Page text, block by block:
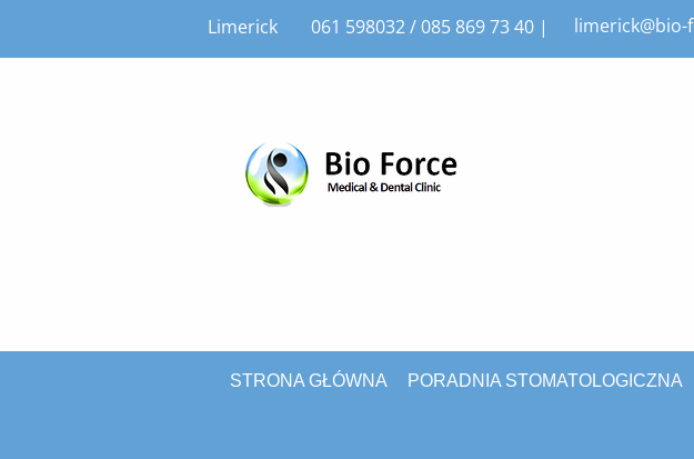
Limerick 061 598032 / 085 869 73 40 | limerick@bio-
STRONA GŁÓWNA PORADNIA STOMATOLOGICZNA